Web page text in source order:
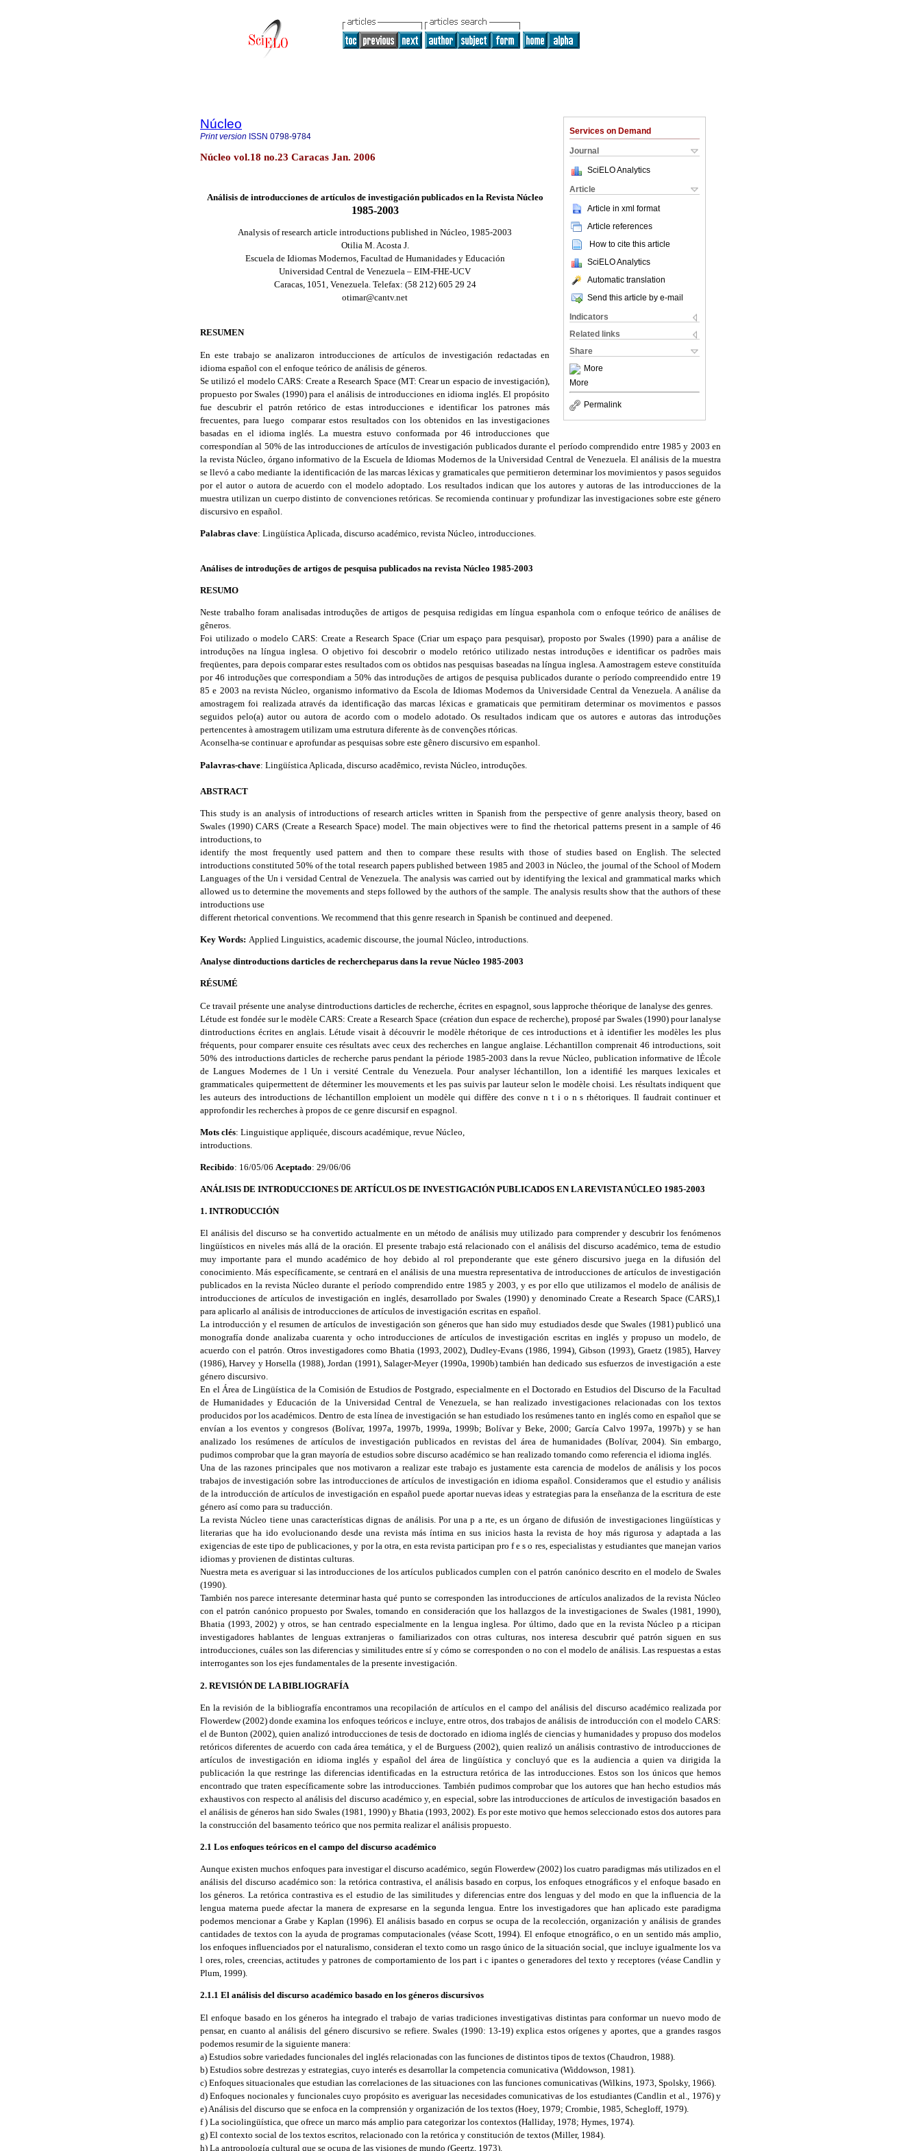
Services on Demand
Journal
SciELO Analytics
Article
Article in xml format
Article references
How to cite this article
SciELO Analytics
Automatic translation
Send this article by e-mail
Indicators
Related links
Share
More
More
Permalink
Núcleo
Print version ISSN 0798-9784
Núcleo vol.18 no.23 Caracas Jan. 2006
Análisis de introducciones de artículos de investigación publicados en la Revista Núcleo
1985-2003
Analysis of research article introductions published in Núcleo, 1985-2003
Otilia M. Acosta J.
Escuela de Idiomas Modernos, Facultad de Humanidades y Educación
Universidad Central de Venezuela – EIM-FHE-UCV
Caracas, 1051, Venezuela. Telefax: (58 212) 605 29 24
otimar@cantv.net
RESUMEN
En este trabajo se analizaron introducciones de artículos de investigación redactadas en
idioma español con el enfoque teórico de análisis de géneros.
Se utilizó el modelo CARS: Create a Research Space (MT: Crear un espacio de investigación),
propuesto por Swales (1990) para el análisis de introducciones en idioma inglés. El propósito
fue descubrir el patrón retórico de estas introducciones e identificar los patrones más
frecuentes, para luego comparar estos resultados con los obtenidos en las investigaciones
basadas en el idioma inglés. La muestra estuvo conformada por 46 introducciones que
correspondían al 50% de las introducciones de artículos de investigación publicados durante el período comprendido entre 1985 y 2003 en
la revista Núcleo, órgano informativo de la Escuela de Idiomas Modernos de la Universidad Central de Venezuela. El análisis de la muestra
se llevó a cabo mediante la identificación de las marcas léxicas y gramaticales que permitieron determinar los movimientos y pasos seguidos
por el autor o autora de acuerdo con el modelo adoptado. Los resultados indican que los autores y autoras de las introducciones de la
muestra utilizan un cuerpo distinto de convenciones retóricas. Se recomienda continuar y profundizar las investigaciones sobre este género
discursivo en español.
Palabras clave: Lingüística Aplicada, discurso académico, revista Núcleo, introducciones.
Análises de introduções de artigos de pesquisa publicados na revista Núcleo 1985-2003
RESUMO
Neste trabalho foram analisadas introduções de artigos de pesquisa redigidas em língua espanhola com o enfoque teórico de análises de
gêneros.
Foi utilizado o modelo CARS: Create a Research Space (Criar um espaço para pesquisar), proposto por Swales (1990) para a análise de
introduções na língua inglesa. O objetivo foi descobrir o modelo retórico utilizado nestas introduções e identificar os padrões mais
freqüentes, para depois comparar estes resultados com os obtidos nas pesquisas baseadas na língua inglesa. A amostragem esteve constituída
por 46 introduções que correspondiam a 50% das introduções de artigos de pesquisa publicados durante o período compreendido entre 19
85 e 2003 na revista Núcleo, organismo informativo da Escola de Idiomas Modernos da Universidade Central da Venezuela. A análise da
amostragem foi realizada através da identificação das marcas léxicas e gramaticais que permitiram determinar os movimentos e passos
seguidos pelo(a) autor ou autora de acordo com o modelo adotado. Os resultados indicam que os autores e autoras das introduções
pertencentes à amostragem utilizam uma estrutura diferente às de convenções rtóricas.
Aconselha-se continuar e aprofundar as pesquisas sobre este gênero discursivo em espanhol.
Palavras-chave: Lingüística Aplicada, discurso acadêmico, revista Núcleo, introduções.
ABSTRACT
This study is an analysis of introductions of research articles written in Spanish from the perspective of genre analysis theory, based on
Swales (1990) CARS (Create a Research Space) model. The main objectives were to find the rhetorical patterns present in a sample of 46
introductions, to
identify the most frequently used pattern and then to compare these results with those of studies based on English. The selected
introductions constituted 50% of the total research papers published between 1985 and 2003 in Núcleo, the journal of the School of Modern
Languages of the Un i versidad Central de Venezuela. The analysis was carried out by identifying the lexical and grammatical marks which
allowed us to determine the movements and steps followed by the authors of the sample. The analysis results show that the authors of these
introductions use
different rhetorical conventions. We recommend that this genre research in Spanish be continued and deepened.
Key Words: Applied Linguistics, academic discourse, the journal Núcleo, introductions.
Analyse dintroductions darticles de rechercheparus dans la revue Núcleo 1985-2003
RÉSUMÉ
Ce travail présente une analyse dintroductions darticles de recherche, écrites en espagnol, sous lapproche théorique de lanalyse des genres.
Létude est fondée sur le modèle CARS: Create a Research Space (création dun espace de recherche), proposé par Swales (1990) pour lanalyse
dintroductions écrites en anglais. Létude visait à découvrir le modèle rhétorique de ces introductions et à identifier les modèles les plus
fréquents, pour comparer ensuite ces résultats avec ceux des recherches en langue anglaise. Léchantillon comprenait 46 introductions, soit
50% des introductions darticles de recherche parus pendant la période 1985-2003 dans la revue Núcleo, publication informative de lÉcole
de Langues Modernes de l Un i versité Centrale du Venezuela. Pour analyser léchantillon, lon a identifié les marques lexicales et
grammaticales quipermettent de déterminer les mouvements et les pas suivis par lauteur selon le modèle choisi. Les résultats indiquent que
les auteurs des introductions de léchantillon emploient un modèle qui diffère des conve n t i o n s rhétoriques. Il faudrait continuer et
approfondir les recherches à propos de ce genre discursif en espagnol.
Mots clés: Linguistique appliquée, discours académique, revue Núcleo,
introductions.
Recibido: 16/05/06 Aceptado: 29/06/06
ANÁLISIS DE INTRODUCCIONES DE ARTÍCULOS DE INVESTIGACIÓN PUBLICADOS EN LA REVISTA NÚCLEO 1985-2003
1. INTRODUCCIÓN
El análisis del discurso se ha convertido actualmente en un método de análisis muy utilizado para comprender y descubrir los fenómenos
lingüísticos en niveles más allá de la oración. El presente trabajo está relacionado con el análisis del discurso académico, tema de estudio
muy importante para el mundo académico de hoy debido al rol preponderante que este género discursivo juega en la difusión del
conocimiento. Más específicamente, se centrará en el análisis de una muestra representativa de introducciones de artículos de investigación
publicados en la revista Núcleo durante el período comprendido entre 1985 y 2003, y es por ello que utilizamos el modelo de análisis de
introducciones de artículos de investigación en inglés, desarrollado por Swales (1990) y denominado Create a Research Space (CARS),1
para aplicarlo al análisis de introducciones de artículos de investigación escritas en español.
La introducción y el resumen de artículos de investigación son géneros que han sido muy estudiados desde que Swales (1981) publicó una
monografía donde analizaba cuarenta y ocho introducciones de artículos de investigación escritas en inglés y propuso un modelo, de
acuerdo con el patrón. Otros investigadores como Bhatia (1993, 2002), Dudley-Evans (1986, 1994), Gibson (1993), Graetz (1985), Harvey
(1986), Harvey y Horsella (1988), Jordan (1991), Salager-Meyer (1990a, 1990b) también han dedicado sus esfuerzos de investigación a este
género discursivo.
En el Área de Lingüística de la Comisión de Estudios de Postgrado, especialmente en el Doctorado en Estudios del Discurso de la Facultad
de Humanidades y Educación de la Universidad Central de Venezuela, se han realizado investigaciones relacionadas con los textos
producidos por los académicos. Dentro de esta línea de investigación se han estudiado los resúmenes tanto en inglés como en español que se
envían a los eventos y congresos (Bolívar, 1997a, 1997b, 1999a, 1999b; Bolívar y Beke, 2000; García Calvo 1997a, 1997b) y se han
analizado los resúmenes de artículos de investigación publicados en revistas del área de humanidades (Bolívar, 2004). Sin embargo,
pudimos comprobar que la gran mayoría de estudios sobre discurso académico se han realizado tomando como referencia el idioma inglés.
Una de las razones principales que nos motivaron a realizar este trabajo es justamente esta carencia de modelos de análisis y los pocos
trabajos de investigación sobre las introducciones de artículos de investigación en idioma español. Consideramos que el estudio y análisis
de la introducción de artículos de investigación en español puede aportar nuevas ideas y estrategias para la enseñanza de la escritura de este
género así como para su traducción.
La revista Núcleo tiene unas características dignas de análisis. Por una p a rte, es un órgano de difusión de investigaciones lingüísticas y
literarias que ha ido evolucionando desde una revista más íntima en sus inicios hasta la revista de hoy más rigurosa y adaptada a las
exigencias de este tipo de publicaciones, y por la otra, en esta revista participan pro f e s o res, especialistas y estudiantes que manejan varios
idiomas y provienen de distintas culturas.
Nuestra meta es averiguar si las introducciones de los artículos publicados cumplen con el patrón canónico descrito en el modelo de Swales
(1990).
También nos parece interesante determinar hasta qué punto se corresponden las introducciones de artículos analizados de la revista Núcleo
con el patrón canónico propuesto por Swales, tomando en consideración que los hallazgos de la investigaciones de Swales (1981, 1990),
Bhatia (1993, 2002) y otros, se han centrado especialmente en la lengua inglesa. Por último, dado que en la revista Núcleo p a rticipan
investigadores hablantes de lenguas extranjeras o familiarizados con otras culturas, nos interesa descubrir qué patrón siguen en sus
introducciones, cuáles son las diferencias y similitudes entre sí y cómo se corresponden o no con el modelo de análisis. Las respuestas a estas
interrogantes son los ejes fundamentales de la presente investigación.
2. REVISIÓN DE LA BIBLIOGRAFÍA
En la revisión de la bibliografía encontramos una recopilación de artículos en el campo del análisis del discurso académico realizada por
Flowerdew (2002) donde examina los enfoques teóricos e incluye, entre otros, dos trabajos de análisis de introducción con el modelo CARS:
el de Bunton (2002), quien analizó introducciones de tesis de doctorado en idioma inglés de ciencias y humanidades y propuso dos modelos
retóricos diferentes de acuerdo con cada área temática, y el de Burguess (2002), quien realizó un análisis contrastivo de introducciones de
artículos de investigación en idioma inglés y español del área de lingüística y concluyó que es la audiencia a quien va dirigida la
publicación la que restringe las diferencias identificadas en la estructura retórica de las introducciones. Estos son los únicos que hemos
encontrado que traten específicamente sobre las introducciones. También pudimos comprobar que los autores que han hecho estudios más
exhaustivos con respecto al análisis del discurso académico y, en especial, sobre las introducciones de artículos de investigación basados en
el análisis de géneros han sido Swales (1981, 1990) y Bhatia (1993, 2002). Es por este motivo que hemos seleccionado estos dos autores para
la construcción del basamento teórico que nos permita realizar el análisis propuesto.
2.1 Los enfoques teóricos en el campo del discurso académico
Aunque existen muchos enfoques para investigar el discurso académico, según Flowerdew (2002) los cuatro paradigmas más utilizados en el
análisis del discurso académico son: la retórica contrastiva, el análisis basado en corpus, los enfoques etnográficos y el enfoque basado en
los géneros. La retórica contrastiva es el estudio de las similitudes y diferencias entre dos lenguas y del modo en que la influencia de la
lengua materna puede afectar la manera de expresarse en la segunda lengua. Entre los investigadores que han aplicado este paradigma
podemos mencionar a Grabe y Kaplan (1996). El análisis basado en corpus se ocupa de la recolección, organización y análisis de grandes
cantidades de textos con la ayuda de programas computacionales (véase Scott, 1994). El enfoque etnográfico, o en un sentido más amplio,
los enfoques influenciados por el naturalismo, consideran el texto como un rasgo único de la situación social, que incluye igualmente los va
l ores, roles, creencias, actitudes y patrones de comportamiento de los part i c ipantes o generadores del texto y receptores (véase Candlin y
Plum, 1999).
2.1.1 El análisis del discurso académico basado en los géneros discursivos
El enfoque basado en los géneros ha integrado el trabajo de varias tradiciones investigativas distintas para conformar un nuevo modo de
pensar, en cuanto al análisis del género discursivo se refiere. Swales (1990: 13-19) explica estos orígenes y aportes, que a grandes rasgos
podemos resumir de la siguiente manera:
a) Estudios sobre variedades funcionales del inglés relacionadas con las funciones de distintos tipos de textos (Chaudron, 1988).
b) Estudios sobre destrezas y estrategias, cuyo interés es desarrollar la competencia comunicativa (Widdowson, 1981).
c) Enfoques situacionales que estudian las correlaciones de las situaciones con las funciones comunicativas (Wilkins, 1973, Spolsky, 1966).
d) Enfoques nocionales y funcionales cuyo propósito es averiguar las necesidades comunicativas de los estudiantes (Candlin et al., 1976) y
e) Análisis del discurso que se enfoca en la comprensión y organización de los textos (Hoey, 1979; Crombie, 1985, Schegloff, 1979).
f ) La sociolingüística, que ofrece un marco más amplio para categorizar los contextos (Halliday, 1978; Hymes, 1974).
g) El contexto social de los textos escritos, relacionado con la retórica y constitución de textos (Miller, 1984).
h) La antropología cultural que se ocupa de las visiones de mundo (Geertz, 1973).